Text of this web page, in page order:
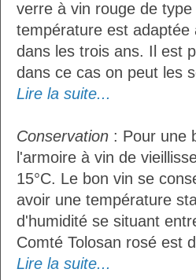
verre à vin rouge de
température est adaptée
dans les trois ans. Il est
dans ce cas on peut les
Lire la suite...
Conservation : Pour une
l'armoire à vin de
15°C. Le bon vin se
avoir une température
d'humidité se situant
Comté Tolosan rosé est
Lire la suite...